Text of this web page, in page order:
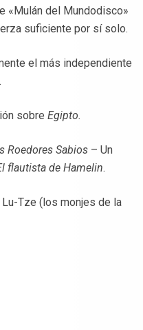
«Mulán del Mundodisco»
suficiente por sí solo.
el más independiente
sobre Egipto.
Sabios – Un
flautista de Hamelin.
Lu-Tze (los monjes de la